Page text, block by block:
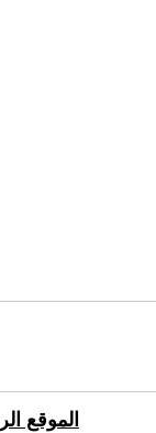
الموقع